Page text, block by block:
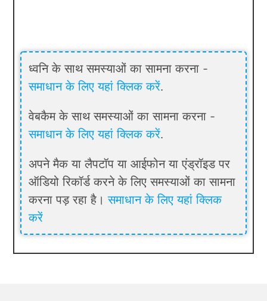
ध्वनि के साथ समस्याओं का सामना करना -
समाधान के लिए यहां क्लिक करें.
वेबकैम के साथ समस्याओं का सामना करना -
समाधान के लिए यहां क्लिक करें.
अपने मैक या लैपटॉप या आईफोन या एंड्रॉइड पर
ऑडियो रिकॉर्ड करने के लिए समस्याओं का सामना
करना पड़ रहा है।समाधान के लिए यहां क्लिक
करें